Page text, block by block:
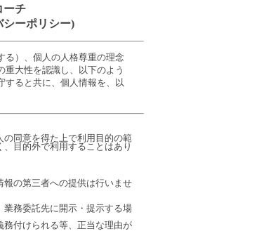
ーチ
ーポリシー)
）、個人の人格尊重の理念
大性を認識し、以下のよう
すると共に、個人情報を、以
同意を得た上で利用目的の範
目的外で利用することはあり
の第三者への提供は行いませ
業務委託先に開示・提示する場
務付けられる等、正当な理由が